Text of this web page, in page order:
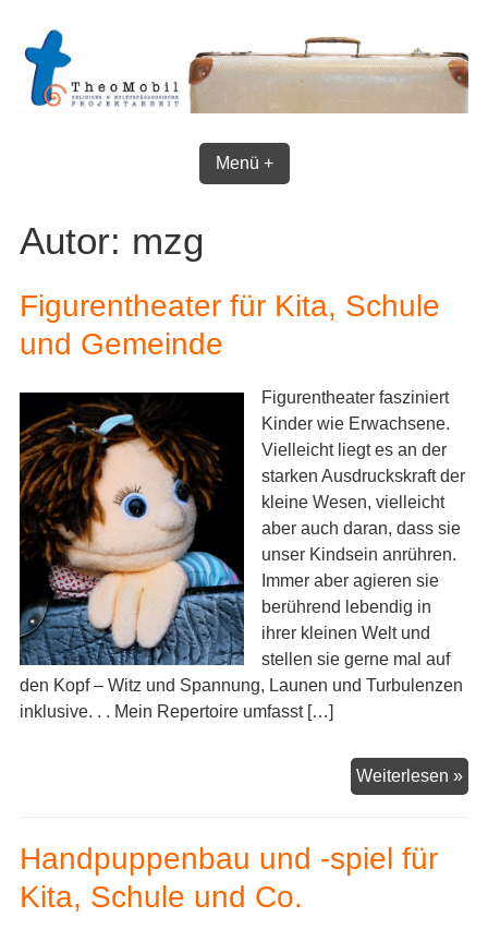
content
Menü +
Autor: mzg
Figurentheater für Kita, Schule
und Gemeinde
Figurentheater fasziniert
Kinder wie Erwachsene.
Vielleicht liegt es an der
starken Ausdruckskraft der
kleine Wesen, vielleicht
aber auch daran, dass sie
unser Kindsein anrühren.
Immer aber agieren sie
berührend lebendig in
ihrer kleinen Welt und
stellen sie gerne mal auf
den Kopf – Witz und Spannung, Launen und Turbulenzen
inklusive. . . Mein Repertoire umfasst […]
Weiterlesen »
Handpuppenbau und -spiel für
Kita, Schule und Co.